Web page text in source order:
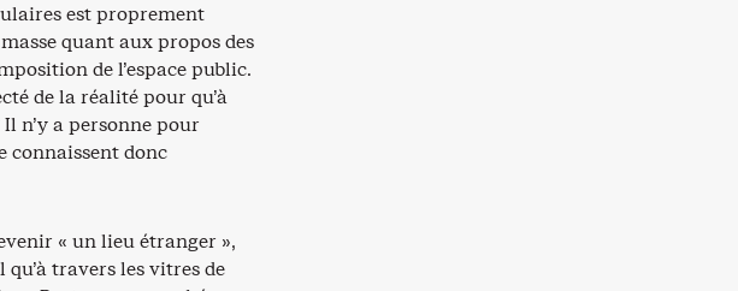
est proprement
quant aux propos des
de l’espace public.
de la réalité pour qu’à
n’y a personne pour
connaissent donc
« un lieu étranger »,
travers les vitres de